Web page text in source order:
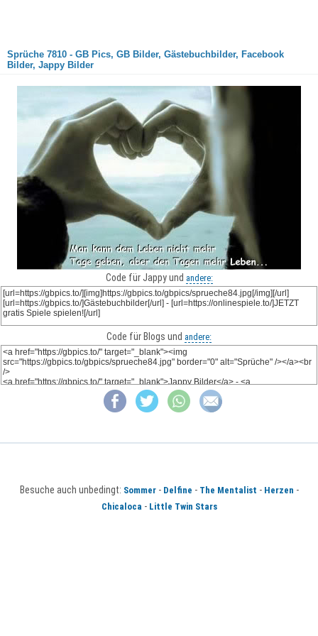
Sprüche 7810 - GB Pics, GB Bilder, Gästebuchbilder, Facebook
Bilder, Jappy Bilder
Code für Jappy und andere:
Code für Blogs und andere:
Besuche auch unbedingt: Sommer- Delfine - The Mentalist - Herzen -
Chicaloca - Little Twin Stars